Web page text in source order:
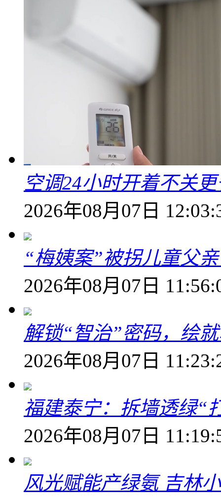
空调24小时开着不关
2026年08月07日
“梅姨案”被拐儿童父
2026年08月07日
解锁“智治”密码，绘
2026年08月07日
福建泰宁：拆墙透绿“
2026年08月07日
风光赋能产绿氨 吉林